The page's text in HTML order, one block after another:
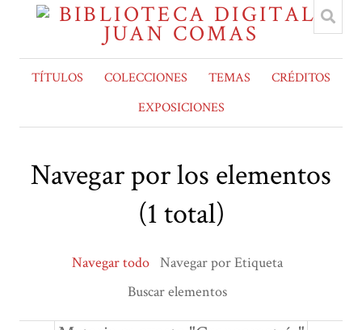
TÍTULOS COLECCIONES TEMAS
CRÉDITOS
EXPOSICIONES
Navegar por los elementos
(1 total)
Navegar todo Navegar por Etiqueta
Buscar elementos